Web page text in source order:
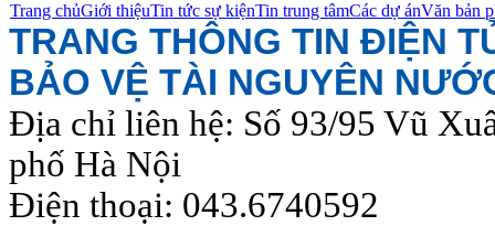
Trang chủGiới thiệuTin tức sự kiệnTin trung tâmCác dự ánVăn bản
TRANG THÔNG TIN ĐIỆN
BẢO VỆ TÀI NGUYÊN
Địa chỉ liên hệ: Số 93/95 Vũ
phố Hà Nội
Điện thoại: